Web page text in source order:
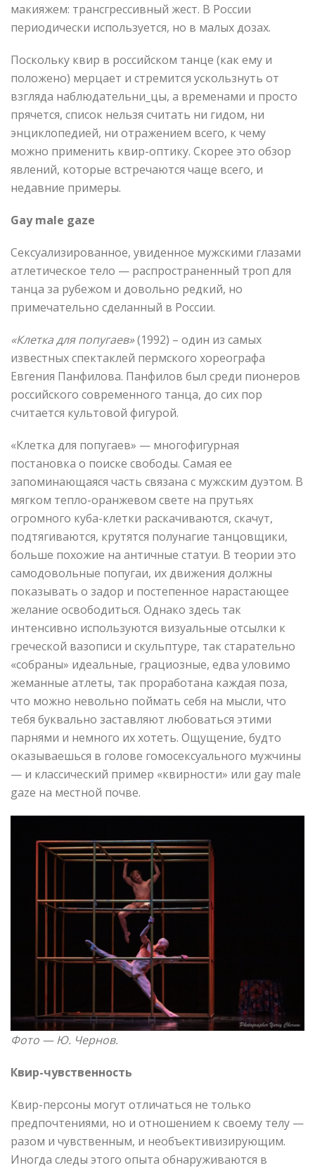
макияжем: трансгрессивный жест. В России
периодически используется, но в малых дозах.
Поскольку квир в российском танце (как ему и
положено) мерцает и стремится ускользнуть от
взгляда наблюдательни_цы, а временами и просто
прячется, список нельзя считать ни гидом, ни
энциклопедией, ни отражением всего, к чему
можно применить квир-оптику. Скорее это обзор
явлений, которые встречаются чаще всего, и
недавние примеры.
Gay male gaze
Сексуализированное, увиденное мужскими глазами
атлетическое тело — распространенный троп для
танца за рубежом и довольно редкий, но
примечательно сделанный в России.
«Клетка для попугаев»(1992) – один из самых
известных спектаклей пермского хореографа
Евгения Панфилова. Панфилов был среди пионеров
российского современного танца, до сих пор
считается культовой фигурой.
«Клетка для попугаев» — многофигурная
постановка о поиске свободы. Самая ее
запоминающаяся часть связана с мужским дуэтом. В
мягком тепло-оранжевом свете на прутьях
огромного куба-клетки раскачиваются, скачут,
подтягиваются, крутятся полунагие танцовщики,
больше похожие на античные статуи. В теории это
самодовольные попугаи, их движения должны
показывать о задор и постепенное нарастающее
желание освободиться. Однако здесь так
интенсивно используются визуальные отсылки к
греческой вазописи и скульптуре, так старательно
«собраны» идеальные, грациозные, едва уловимо
жеманные атлеты, так проработана каждая поза,
что можно невольно поймать себя на мысли, что
тебя буквально заставляют любоваться этими
парнями и немного их хотеть. Ощущение, будто
оказываешься в голове гомосексуального мужчины
— и классический пример «квирности» или gay male
gaze на местной почве.
Фото —Ю. Чернов.
Квир-чувственность
Квир-персоны могут отличаться не только
предпочтениями, но и отношением к своему телу —
разом и чувственным, и необъективизирующим.
Иногда следы этого опыта обнаруживаются в